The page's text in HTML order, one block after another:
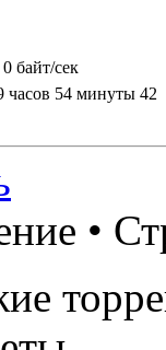
0 байт/сек
часов 54 минуты 42
•